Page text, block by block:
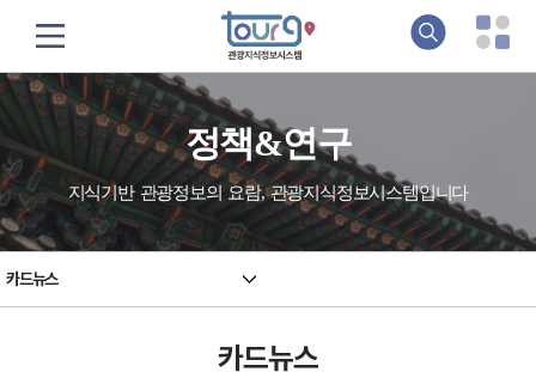
정책&연구
지식기반 관광정보의 요람, 관광지식정보시스템입니다
카드뉴스
카드뉴스